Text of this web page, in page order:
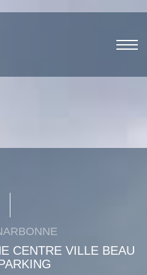
CENTRE VILLE BEAU